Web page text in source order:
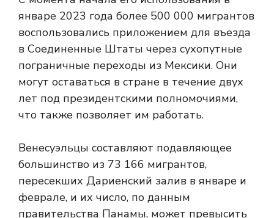
январе 2023 года более 500 000 мигрантов
воспользовались приложением для въезда
в Соединенные Штаты через сухопутные
пограничные переходы из Мексики. Они
могут оставаться в стране в течение двух
лет под президентскими полномочиями,
что также позволяет им работать.
Венесуэльцы составляют подавляющее
большинство из 73 166 мигрантов,
пересекших Дариенский залив в январе и
феврале, и их число, по данным
правительства Панамы, может превысить